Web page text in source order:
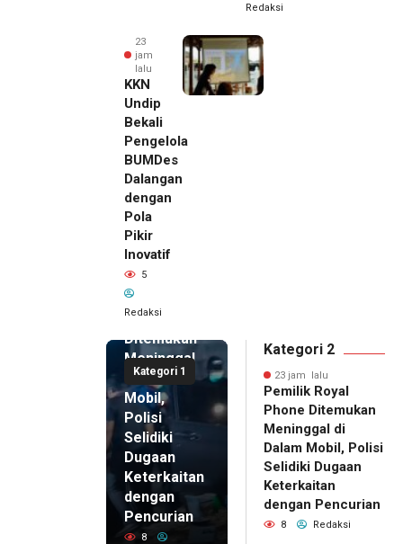
Redaksi
23
jam
lalu
KKN
Undip
Bekali
Pengelola
BUMDes
Dalangan
dengan
Pola
Pikir
Inovatif
5
Redaksi
Kategori 1
23 jam lalu
Pemilik
Royal
Phone
Ditemukan
Meninggal
di Dalam
Mobil,
Polisi
Selidiki
Dugaan
Keterkaitan
dengan
Pencurian
8
Kategori 2
23 jam lalu
Pemilik Royal
Phone Ditemukan
Meninggal di
Dalam Mobil, Polisi
Selidiki Dugaan
Keterkaitan
dengan Pencurian
8 Redaksi